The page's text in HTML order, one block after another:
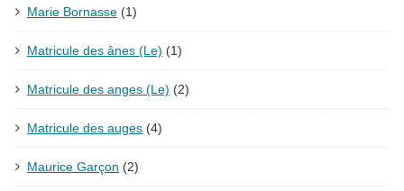
Marie Bornasse (1)
Matricule des ânes (Le) (1)
Matricule des anges (Le) (2)
Matricule des auges (4)
Maurice Garçon (2)